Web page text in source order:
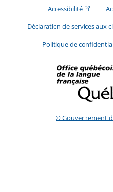
Accessibilité(Cet
Déclaration de services aux
Politique de
© Gouvernement